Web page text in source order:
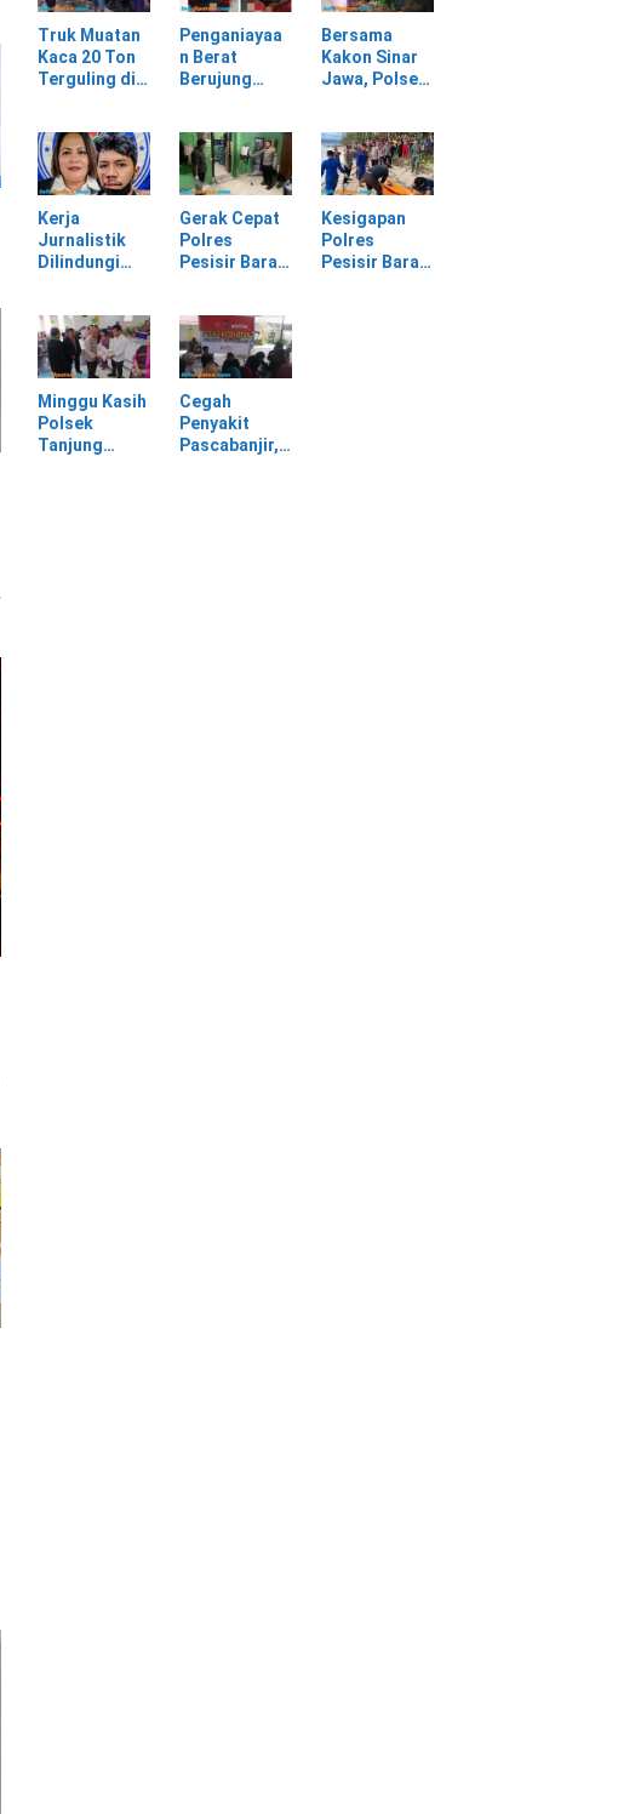
Truk Muatan
Kaca 20 Ton
Terguling di
Kali
Bambang,
Pesisir Barat
Penganiayaa
n Berat
Berujung
Lingga Tewas
di Rumah
Sendiri
Bersama
Kakon Sinar
Jawa, Polsek
Gerak Cepat
Evakuasi
Material
Longsor
Kerja
Jurnalistik
Dilindungi
Kekerasan di
Kawasan PT
IMIP
Gerak Cepat
Polres
Pesisir Barat
Kekerasan
Dalam Rumah
Tangga di
Pasar Kota
Krui
Kesigapan
Polres
Pesisir Barat
Minggu Kasih
Polsek
Tanjung
Cegah
Penyakit
Pascabanjir,